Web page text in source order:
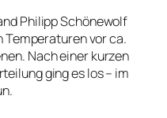
Philipp Schönewolf
Temperaturen vor ca.
Nach einer kurzen
ging es los – im